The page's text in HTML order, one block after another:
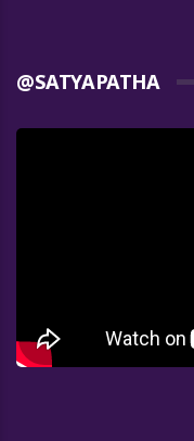
@SATYAPATHA